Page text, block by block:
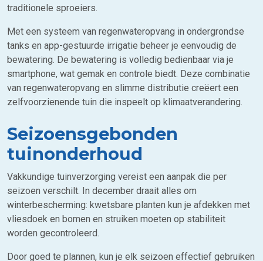
traditionele sproeiers.
Met een systeem van regenwateropvang in ondergrondse
tanks en app-gestuurde irrigatie beheer je eenvoudig de
bewatering. De bewatering is volledig bedienbaar via je
smartphone, wat gemak en controle biedt. Deze combinatie
van regenwateropvang en slimme distributie creëert een
zelfvoorzienende tuin die inspeelt op klimaatverandering.
Seizoensgebonden
tuinonderhoud
Vakkundige tuinverzorging vereist een aanpak die per
seizoen verschilt. In december draait alles om
winterbescherming: kwetsbare planten kun je afdekken met
vliesdoek en bomen en struiken moeten op stabiliteit
worden gecontroleerd.
Door goed te plannen, kun je elk seizoen effectief gebruiken